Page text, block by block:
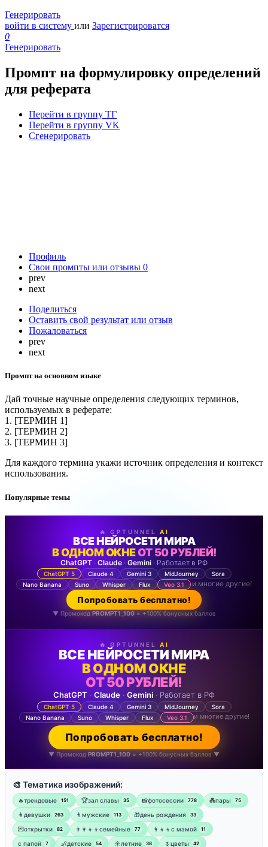
Генерировать
войти в систему или Зарегистрироватся
0
Генерировать
Промпт на формулировку определений
для реферата
Перейти в группу ТГ
Перейти в группу VK
Сгенерировать
Профиль
Свои промпты или отзывы 0
prev
next
Поделиться
Оставить свой результат или отзыв
Пожаловаться
prev
next
Промпт на основном языке
Дай точные научные определения следующих терминов,
используемых в реферате:
1. [ТЕРМИН 1]
2. [ТЕРМИН 2]
3. [ТЕРМИН 3]
Для каждого термина укажи источник определения и контекст
использования.
Популярные темы
🔥 GPTUNNEL AI
ВСЕ НЕЙРОСЕТИ МИРА
В ОДНОМ ОКНЕОТ 50 РУБЛЕЙ!
ChatGPT · Claude · Gemini · Работает в РФ
ChatGPT 5 Claude 4 Gemini 3 MidJourney
Sora
Nano Banana
Suno Whisper Flux Veo 3.1 и многие другие!
Попробовать бесплатно!
▼ Промокод PROMPT1_100= +100% бонусных баллов
🔥 GPTUNNEL AI
ВСЕ НЕЙРОСЕТИ МИРА
В ОДНОМ ОКНЕ
ОТ 50 РУБЛЕЙ!
ChatGPT · Claude · Gemini · Работает в РФ
ChatGPT 5 Claude 4 Gemini 3 MidJourney
Sora
Nano Banana
Suno Whisper Flux Veo 3.1 и многие другие!
Попробовать бесплатно!
▼ Промокод PROMPT1_100 = +100% бонусных баллов ▼
🎨 Тематика изображений:
🔥трендовые 151 🏆зал славы 35 📸фотосессии 778 💑пары 75
👩девушки 263 👨мужские 113 🎁день рождения 33
💌открытки 82 👨‍👩‍👧‍👦семейные 77 👩‍👧‍👦с мамой 11
‍с папой 7 👶детские 54 ☀️летние 38 🌷цветы 42